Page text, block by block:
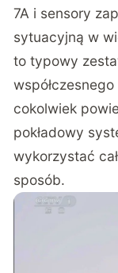
7A i sensory
sytuacyjną w
to typowy
cokolwiek
pokładowy
wykorzystać
sposób.